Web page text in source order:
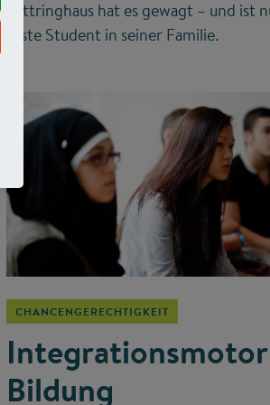
Lüttringhaus hat es gewagt – und ist
erste Student in seiner Familie.
CHANCENGERECHTIGKEIT
Integrationsmotor
Bildung